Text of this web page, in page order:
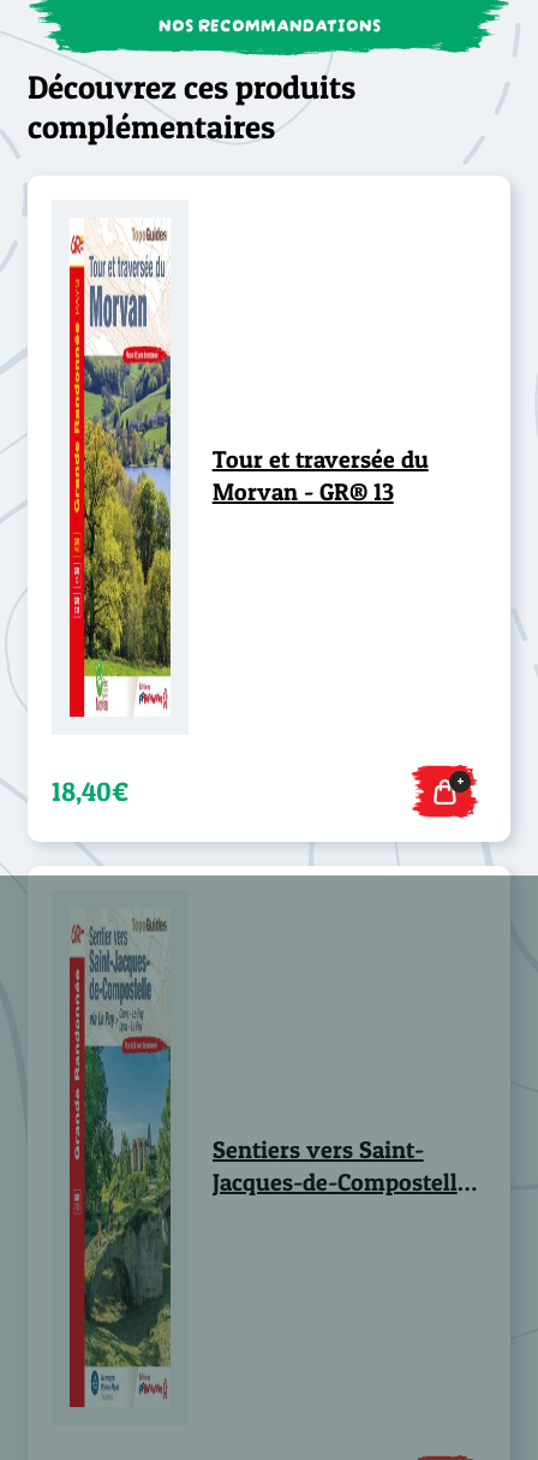
NOS RECOMMANDATIONS
Découvrez ces produits
complémentaires
Tour et traversée du
Morvan - GR® 13
18,40€ +
Sentiers vers Saint-
Jacques-de-Compostelle